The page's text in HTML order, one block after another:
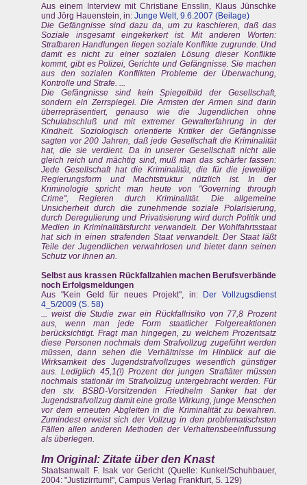
Aus einem Interview mit Christiane Ensslin, Klaus Jünschke
und Jörg Hauenstein, in: Junge Welt, 9.6.2007 (Beilage)
Die Gefängnisse sind dazu da, um zu kaschieren, daß das
Soziale insgesamt eingekerkert ist. Mit anderen Worten:
Strafbaren Handlungen liegen soziale Konflikte zugrunde. Und
damit es nicht zu einer sozialen Lösung dieser Konflikte
kommt, gibt es Polizei, Gerichte und Gefängnisse. Sie machen
aus den sozialen Konflikten Probleme der Überwachung,
Kontrolle und Strafe. ...
Die Gefängnisse sind kein Spiegelbild der Gesellschaft,
sondern ein Zerrspiegel. Die Ärmsten der Armen sind darin
überrepräsentiert, genauso wie die Jugendlichen ohne
Schulabschluß und mit extremer Gewalterfahrung in der
Kindheit. Soziologisch orientierte Kritiker der Gefängnisse
sagten vor 200 Jahren, daß jede Gesellschaft die Kriminalität
hat, die sie verdient. Da in unserer Gesellschaft nicht alle
gleich reich und mächtig sind, muß man das schärfer fassen:
Jede Gesellschaft hat die Kriminalität, die für die jeweilige
Regierungsform und Machtstruktur nützlich ist. In der
Kriminologie spricht man heute von "Governing through
Crime", Regieren durch Kriminalität. Die allgemeine
Unsicherheit durch die zunehmende soziale Polarisierung,
durch Deregulierung und Privatisierung wird durch Politik und
Medien in Kriminalitätsfurcht verwandelt. Der Wohlfahrtsstaat
hat sich in einen strafenden Staat verwandelt. Der Staat läßt
Teile der Jugendlichen verwahrlosen und bietet dann seinen
Schutz vor ihnen an.
Selbst aus krassen Rückfallzahlen machen Berufsverbände
noch Erfolgsmeldungen
Aus "Kein Geld für neues Projekt", in:
Der Vollzugsdienst
4_5/2009 (S. 58)
... weist die Studie zwar ein Rückfallrisiko von 77,8 Prozent
aus, wenn man jede Form staatlicher Folgereaktionen
berücksichtigt. Fragt man hingegen, zu welchem Prozentsatz
diese Personen nochmals dem Strafvollzug zugeführt werden
müssen, dann sehen die Verhältnisse im Hinblick auf die
Wirksamkeit des Jugendstrafvollzuges wesentlich günstiger
aus. Lediglich 45,1(!) Prozent der jungen Straftäter müssen
nochmals stationär im Strafvollzug untergebracht werden. Für
den stv. BSBD-Vorsitzenden Friedhelm Sanker hat der
Jugendstrafvollzug damit eine große Wirkung, junge Menschen
vor dem erneuten Abgleiten in die Kriminalität zu bewahren.
Zumindest erweist sich der Vollzug in den problematischsten
Fällen allen anderen Methoden der Verhaltensbeeinflussung
als überlegen.
Im Original: Zitate über den Knast
Staatsanwalt F. Isak vor Gericht (Quelle: Kunkel/Schuhbauer,
2004: "Justizirrtum!", Campus Verlag Frankfurt, S. 129)